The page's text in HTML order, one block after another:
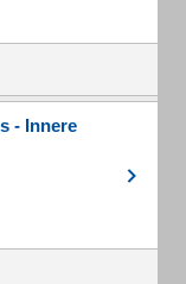
- Innere